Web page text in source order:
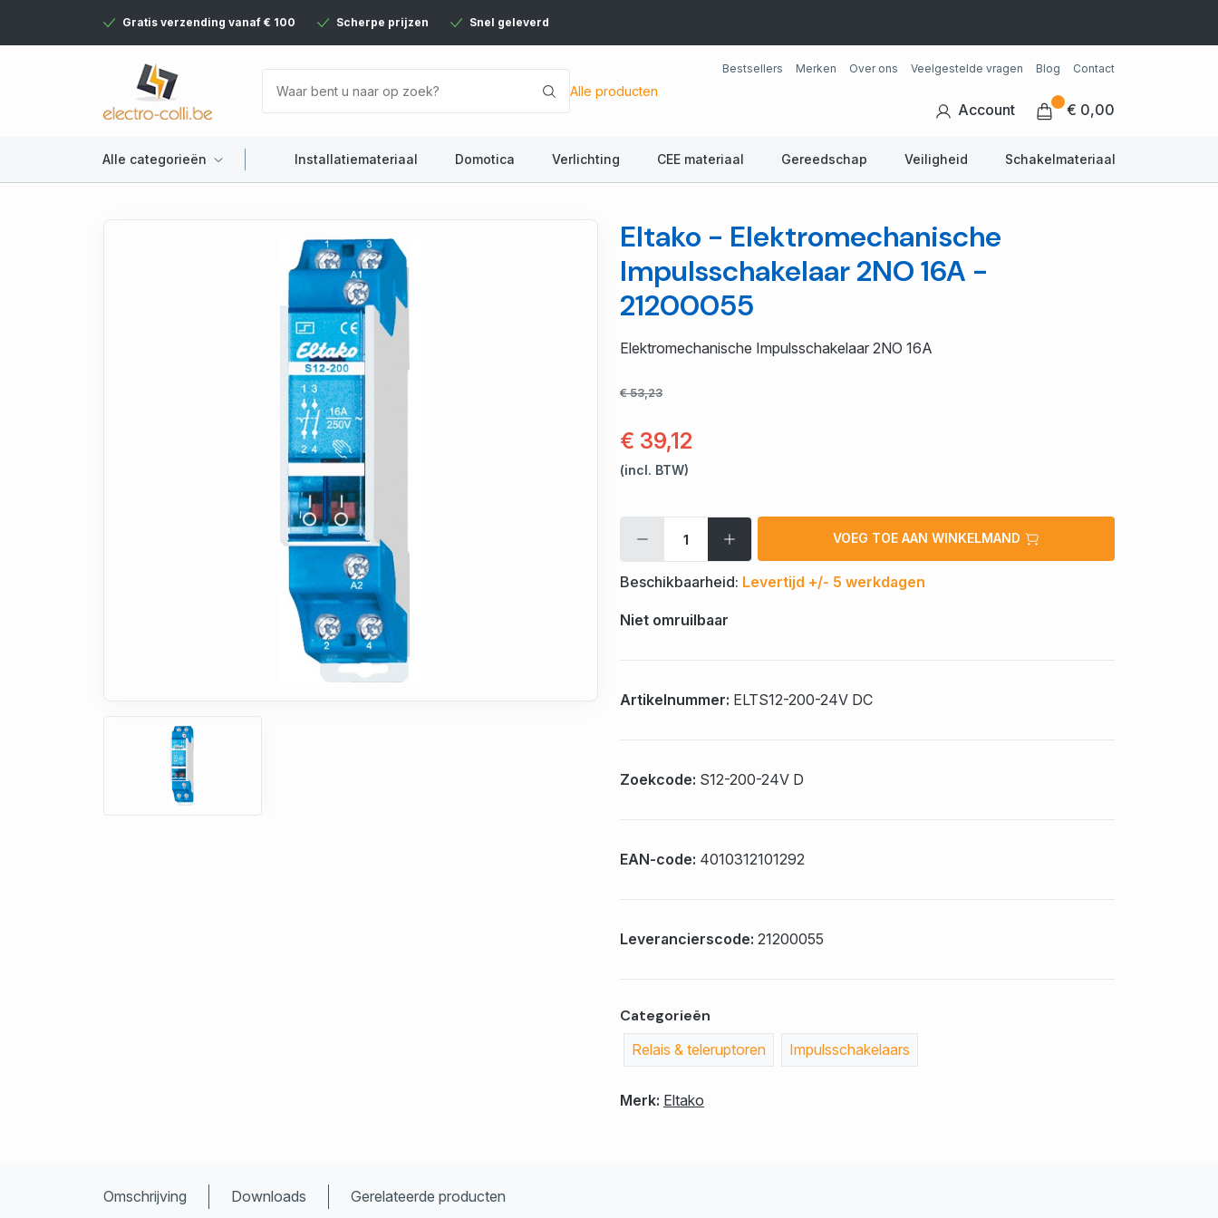
Gratis verzending vanaf € 100 Scherpe prijzen Snel geleverd
Alle producten
Bestsellers Merken Over ons Veelgestelde vragen Blog Contact
Account € 0,00
Alle categorieën Installatiemateriaal Domotica Verlichting CEE materiaal Gereedschap Veiligheid Schakelmateriaal
Eltako - Elektromechanische
Impulsschakelaar 2NO 16A -
21200055
Elektromechanische Impulsschakelaar 2NO 16A
€ 53,23
€ 39,12
(incl. BTW)
VOEG TOE AAN WINKELMAND
Beschikbaarheid: Levertijd +/- 5 werkdagen
Niet omruilbaar
Artikelnummer: ELTS12-200-24V DC
Zoekcode: S12-200-24V D
EAN-code: 4010312101292
Leverancierscode: 21200055
Categorieën
Relais & teleruptoren Impulsschakelaars
Merk: Eltako
Omschrijving Downloads Gerelateerde producten